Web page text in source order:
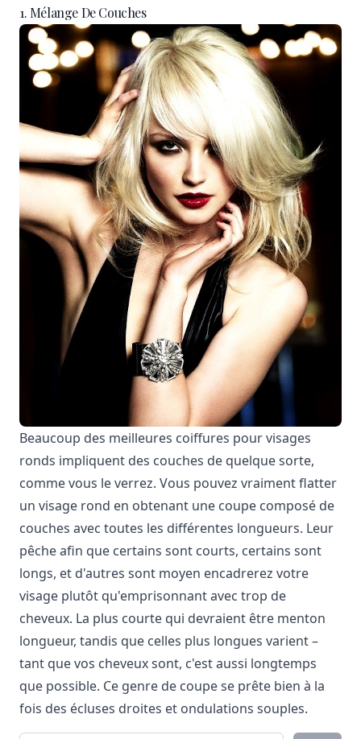
1. Mélange De Couches
Beaucoup des meilleures coiffures pour visages
ronds impliquent des couches de quelque sorte,
comme vous le verrez. Vous pouvez vraiment flatter
un visage rond en obtenant une coupe composé de
couches avec toutes les différentes longueurs. Leur
pêche afin que certains sont courts, certains sont
longs, et d'autres sont moyen encadrerez votre
visage plutôt qu'emprisonnant avec trop de
cheveux. La plus courte qui devraient être menton
longueur, tandis que celles plus longues varient –
tant que vos cheveux sont, c'est aussi longtemps
que possible. Ce genre de coupe se prête bien à la
fois des écluses droites et ondulations souples.